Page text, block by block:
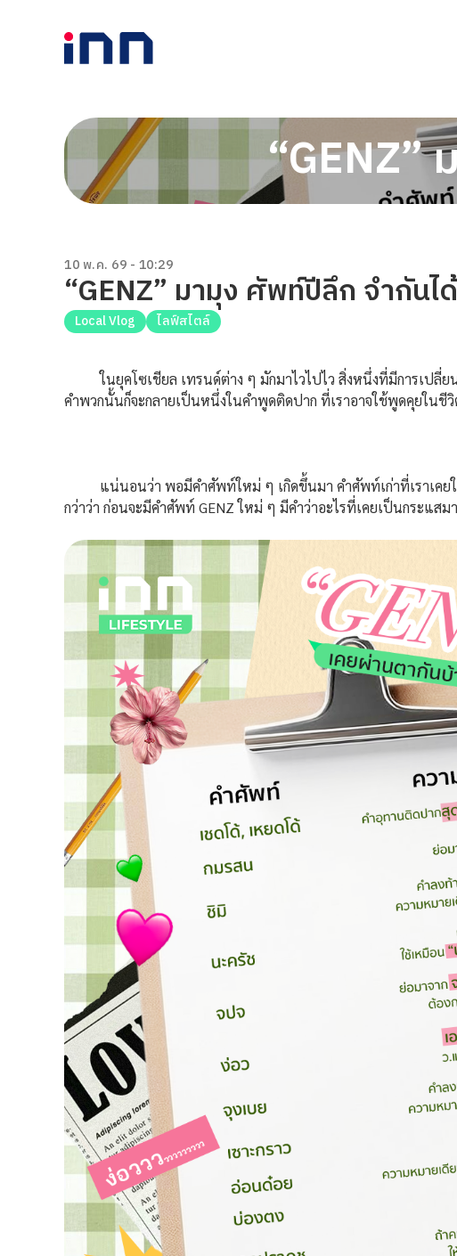
“GENZ”
10 พ.ค. 69 - 10:29
“GENZ” มามุง ศัพท์ปีลึก จำกันไ
Local Vlog ไลฟ์สไตล์
ในยุคโซเชียล เทรนด์ต่าง ๆ มักมาไวไปไว สิ่งหนึ่งที่มีการเปลี่
คำพวกนั้นก็จะกลายเป็นหนึ่งในคำพูดติดปาก ที่เราอาจใช้พูดคุยในชี
แน่นอนว่า พอมีคำศัพท์ใหม่ ๆ เกิดขึ้นมา คำศัพท์เก่าที่เราเคย
กว่าว่า ก่อนจะมีคำศัพท์ GENZ ใหม่ ๆ มีคำว่าอะไรที่เคยเป็นกระแสม